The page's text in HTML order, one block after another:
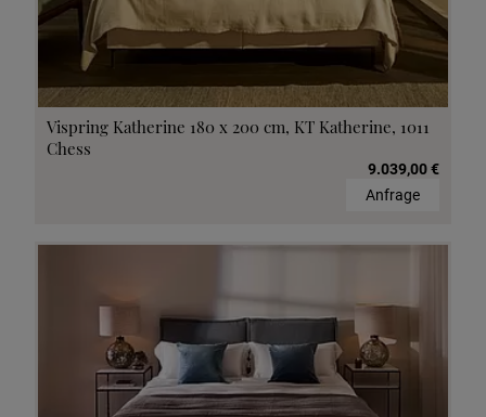
Vispring Katherine 180 x 200 cm, KT Katherine, 1011
Chess
9.039,00 €
Anfrage